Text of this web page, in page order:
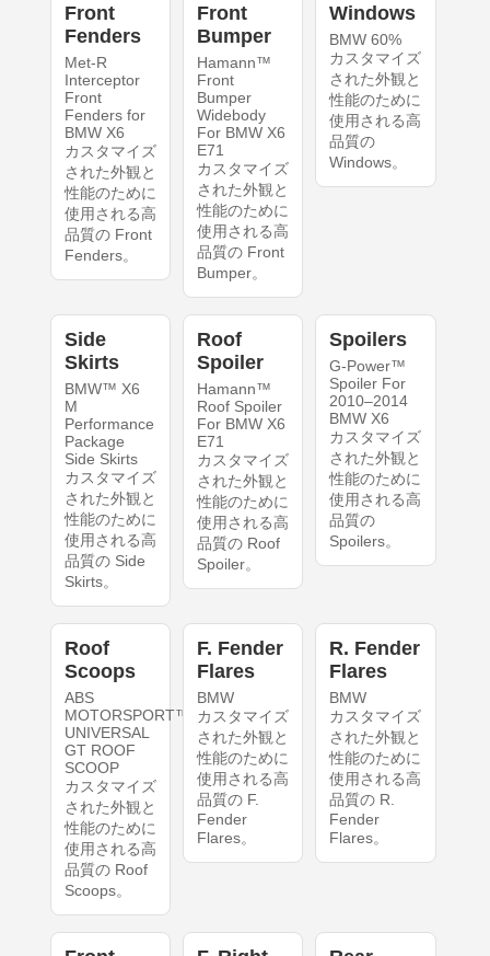
Front
Fenders
Met-R
Interceptor
Front
Fenders for
BMW X6
カスタマイズ
された外観と
性能のために
使用される高
品質の Front
Fenders。
Front
Bumper
Hamann™
Front
Bumper
Widebody
For BMW X6
E71
カスタマイズ
された外観と
性能のために
使用される高
品質の Front
Bumper。
Windows
BMW 60%
カスタマイズ
された外観と
性能のために
使用される高
品質の
Windows。
Side
Skirts
BMW™ X6
M
Performance
Package
Side Skirts
カスタマイズ
された外観と
性能のために
使用される高
品質の Side
Skirts。
Roof
Spoiler
Hamann™
Roof Spoiler
For BMW X6
E71
カスタマイズ
された外観と
性能のために
使用される高
品質の Roof
Spoiler。
Spoilers
G-Power™
Spoiler For
2010–2014
BMW X6
カスタマイズ
された外観と
性能のために
使用される高
品質の
Spoilers。
Roof
Scoops
ABS
MOTORSPORT™
UNIVERSAL
GT ROOF
SCOOP
カスタマイズ
された外観と
性能のために
使用される高
品質の Roof
Scoops。
F. Fender
Flares
BMW
カスタマイズ
された外観と
性能のために
使用される高
品質の F.
Fender
Flares。
R. Fender
Flares
BMW
カスタマイズ
された外観と
性能のために
使用される高
品質の R.
Fender
Flares。